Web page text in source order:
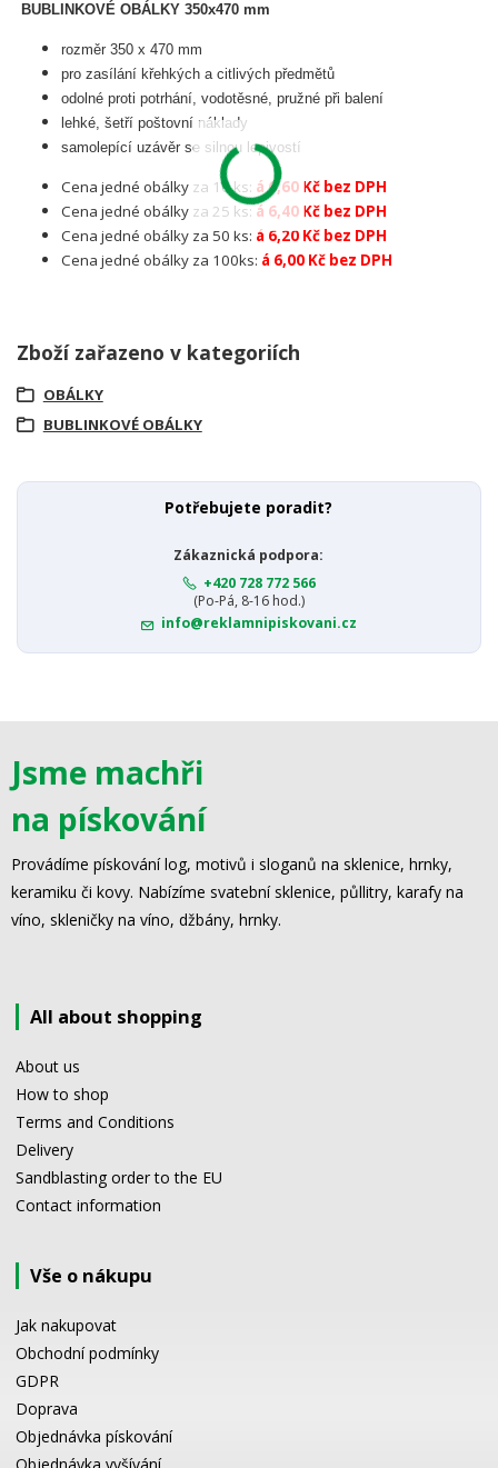
BUBLINKOVÉ OBÁLKY 350x470 mm
rozměr 350 x 470 mm
pro zasílání křehkých a citlivých předmětů
odolné proti potrhání, vodotěsné, pružné při balení
lehké, šetří poštovní náklady
samolepící uzávěr se silnou lepivostí
Cena jedné obálky za 10 ks: á 6,60 Kč bez DPH
Cena jedné obálky za 25 ks: á 6,40 Kč bez DPH
Cena jedné obálky za 50 ks: á 6,20 Kč bez DPH
Cena jedné obálky za 100ks: á 6,00 Kč bez DPH
Zboží zařazeno v kategoriích
OBÁLKY
BUBLINKOVÉ OBÁLKY
Potřebujete poradit?
Zákaznická podpora:
+420 728 772 566
(Po-Pá, 8-16 hod.)
info@reklamnipiskovani.cz
Jsme machři
na pískování
Provádíme pískování log, motivů i sloganů na sklenice, hrnky,
keramiku či kovy. Nabízíme svatební sklenice, půllitry, karafy na
víno, skleničky na víno, džbány, hrnky.
All about shopping
About us
How to shop
Terms and Conditions
Delivery
Sandblasting order to the EU
Contact information
Vše o nákupu
Jak nakupovat
Obchodní podmínky
GDPR
Doprava
Objednávka pískování